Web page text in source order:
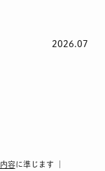
2026.07
容に準じます ｜